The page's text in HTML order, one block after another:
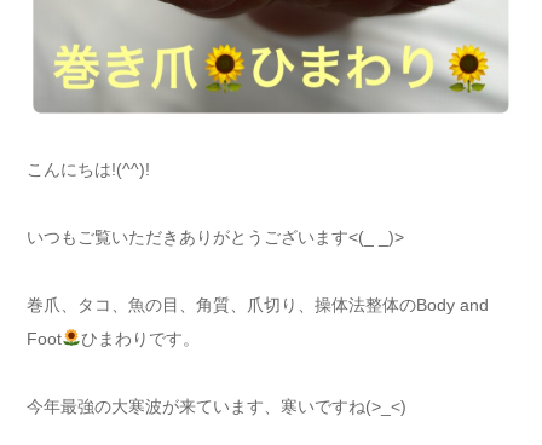
こんにちは!(^^)!
いつもご覧いただきありがとうございます<(_ _)>
巻爪、タコ、魚の目、角質、爪切り、操体法整体のBody and
Foot
ひまわりです。
今年最強の大寒波が来ています、寒いですね(>_<)